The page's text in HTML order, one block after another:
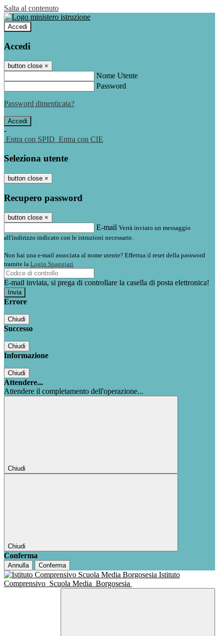
Salta al contenuto
Accedi
Accedi
button close ×
Nome Utente
Password
Password dimenticata?
-
Entra con SPID Entra con CIE
Seleziona utente
button close ×
Recupero password
button close ×
E-mail Verrà inviato un messaggio
all'indirizzo indicato con le istruzioni necessarie.
Non hai una e-mail associata al nome utente? Effettua il reset della password
tramite la Login Spaggiari
E-mail inviata, si prega di controllare la casella di posta elettronica!
Errore
Chiudi
Successo
Chiudi
Informazione
Chiudi
Attendere...
Attendere il completamento dell'operazione...
Chiudi
Chiudi
Conferma
Annulla Conferma
Istituto
Comprensivo Scuola Media Borgosesia